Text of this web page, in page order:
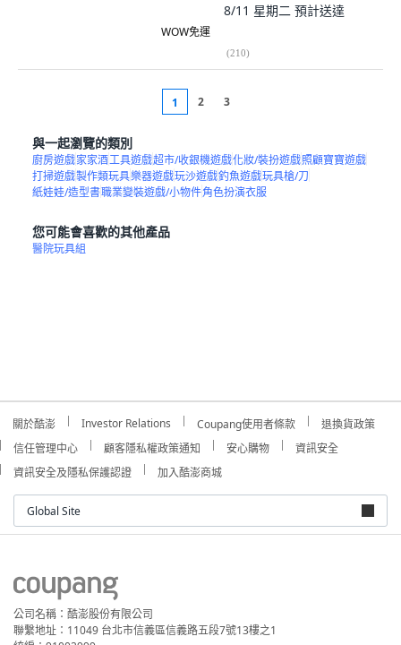
8/11 星期二 預計送達
WOW免運
(210)
1 2 3
與一起瀏覽的類別
廚房遊戲家家酒工具遊戲超市/收銀機遊戲化妝/裝扮遊戲照顧寶寶遊戲
打掃遊戲製作類玩具樂器遊戲玩沙遊戲釣魚遊戲玩具槍/刀
紙娃娃/造型書職業變裝遊戲/小物件角色扮演衣服
您可能會喜歡的其他產品
醫院玩具組
關於酷澎 Investor Relations Coupang使用者條款
退換貨政策
信任管理中心
顧客隱私權政策通知 安心購物
資訊安全
資訊安全及隱私保護認證
加入酷澎商城
Global Site
公司名稱：酷澎股份有限公司
聯繫地址：11049 台北市信義區信義路五段7號13樓之1